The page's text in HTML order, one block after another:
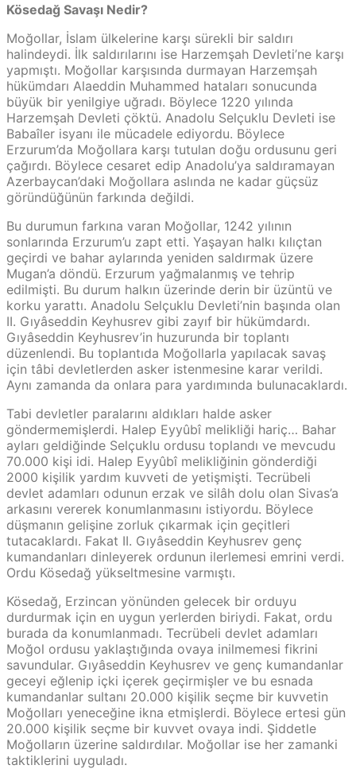
Kösedağ Savaşı Nedir?
Moğollar, İslam ülkelerine karşı sürekli bir saldırı
halindeydi. İlk saldırılarını ise Harzemşah Devleti’ne karşı
yapmıştı. Moğollar karşısında durmayan Harzemşah
hükümdarı Alaeddin Muhammed hataları sonucunda
büyük bir yenilgiye uğradı. Böylece 1220 yılında
Harzemşah Devleti çöktü. Anadolu Selçuklu Devleti ise
Babaîler isyanı ile mücadele ediyordu. Böylece
Erzurum’da Moğollara karşı tutulan doğu ordusunu geri
çağırdı. Böylece cesaret edip Anadolu’ya saldıramayan
Azerbaycan’daki Moğollara aslında ne kadar güçsüz
göründüğünün farkında değildi.
Bu durumun farkına varan Moğollar, 1242 yılının
sonlarında Erzurum’u zapt etti. Yaşayan halkı kılıçtan
geçirdi ve bahar aylarında yeniden saldırmak üzere
Mugan’a döndü. Erzurum yağmalanmış ve tehrip
edilmişti. Bu durum halkın üzerinde derin bir üzüntü ve
korku yarattı. Anadolu Selçuklu Devleti’nin başında olan
II. Gıyâseddin Keyhusrev gibi zayıf bir hükümdardı.
Gıyâseddin Keyhusrev’in huzurunda bir toplantı
düzenlendi. Bu toplantıda Moğollarla yapılacak savaş
için tâbi devletlerden asker istenmesine karar verildi.
Aynı zamanda da onlara para yardımında bulunacaklardı.
Tabi devletler paralarını aldıkları halde asker
göndermemişlerdi. Halep Eyyûbî melikliği hariç… Bahar
ayları geldiğinde Selçuklu ordusu toplandı ve mevcudu
70.000 kişi idi. Halep Eyyûbî melikliğinin gönderdiği
2000 kişilik yardım kuvveti de yetişmişti. Tecrübeli
devlet adamları odunun erzak ve silâh dolu olan Sivas’a
arkasını vererek konumlanmasını istiyordu. Böylece
düşmanın gelişine zorluk çıkarmak için geçitleri
tutacaklardı. Fakat II. Gıyâseddin Keyhusrev genç
kumandanları dinleyerek ordunun ilerlemesi emrini verdi.
Ordu Kösedağ yükseltmesine varmıştı.
Kösedağ, Erzincan yönünden gelecek bir orduyu
durdurmak için en uygun yerlerden biriydi. Fakat, ordu
burada da konumlanmadı. Tecrübeli devlet adamları
Moğol ordusu yaklaştığında ovaya inilmemesi fikrini
savundular. Gıyâseddin Keyhusrev ve genç kumandanlar
geceyi eğlenip içki içerek geçirmişler ve bu esnada
kumandanlar sultanı 20.000 kişilik seçme bir kuvvetin
Moğolları yeneceğine ikna etmişlerdi. Böylece ertesi gün
20.000 kişilik seçme bir kuvvet ovaya indi. Şiddetle
Moğolların üzerine saldırdılar. Moğollar ise her zamanki
taktiklerini uyguladı.